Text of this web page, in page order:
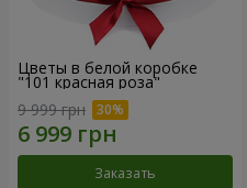
Цветы в белой коробке
"101 красная роза"
9 999 грн
Заказать